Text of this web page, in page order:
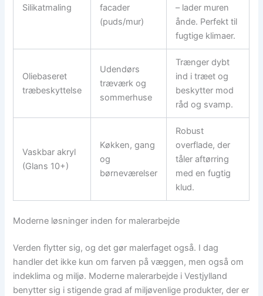
Silikatmaling
facader
(puds/mur)
– lader muren
ånde. Perfekt til
fugtige klimaer.
Oliebaseret
træbeskyttelse
Udendørs
træværk og
sommerhuse
Trænger dybt
ind i træet og
beskytter mod
råd og svamp.
Vaskbar akryl
(Glans 10+)
Køkken, gang
og
børneværelser
Robust
overflade, der
tåler aftørring
med en fugtig
klud.
Moderne løsninger inden for malerarbejde
Verden flytter sig, og det gør malerfaget også. I dag
handler det ikke kun om farven på væggen, men også om
indeklima og miljø. Moderne malerarbejde i Vestjylland
benytter sig i stigende grad af miljøvenlige produkter, der er